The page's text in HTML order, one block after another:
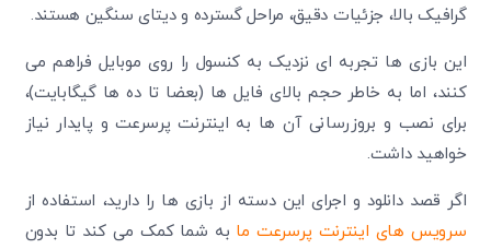
گرافیک بالا، جزئیات دقیق، مراحل گسترده و دیتای سنگین هستند.
این بازی ها تجربه ای نزدیک به کنسول را روی موبایل فراهم می
کنند، اما به خاطر حجم بالای فایل ها (بعضا تا ده ها گیگابایت)،
برای نصب و بروزرسانی آن ها به اینترنت پرسرعت و پایدار نیاز
خواهید داشت.
اگر قصد دانلود و اجرای این دسته از بازی ها را دارید، استفاده از
سرویس های اینترنت پرسرعت ما به شما کمک می کند تا بدون